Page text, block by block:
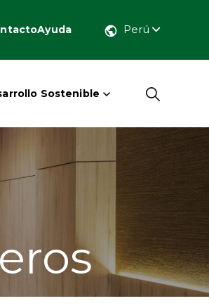
Ayuda Perú
Sostenible